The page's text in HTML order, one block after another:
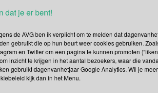
dat je er bent!
de AVG ben ik verplicht om te melden dat
gebruikt die op hun beurt weer cookies gebruiken.
en Twitter om een pagina te kunnen promoten
inzicht te krijgen in het aantal bezoekers, waar die
gebruikt dagenvanhetjaar Google Analytics. Wil je
kijk dan in het Menu.
is die gewijd wordt aan het versterken van de
gebruiken en een staakt-het-vuren na te leven.